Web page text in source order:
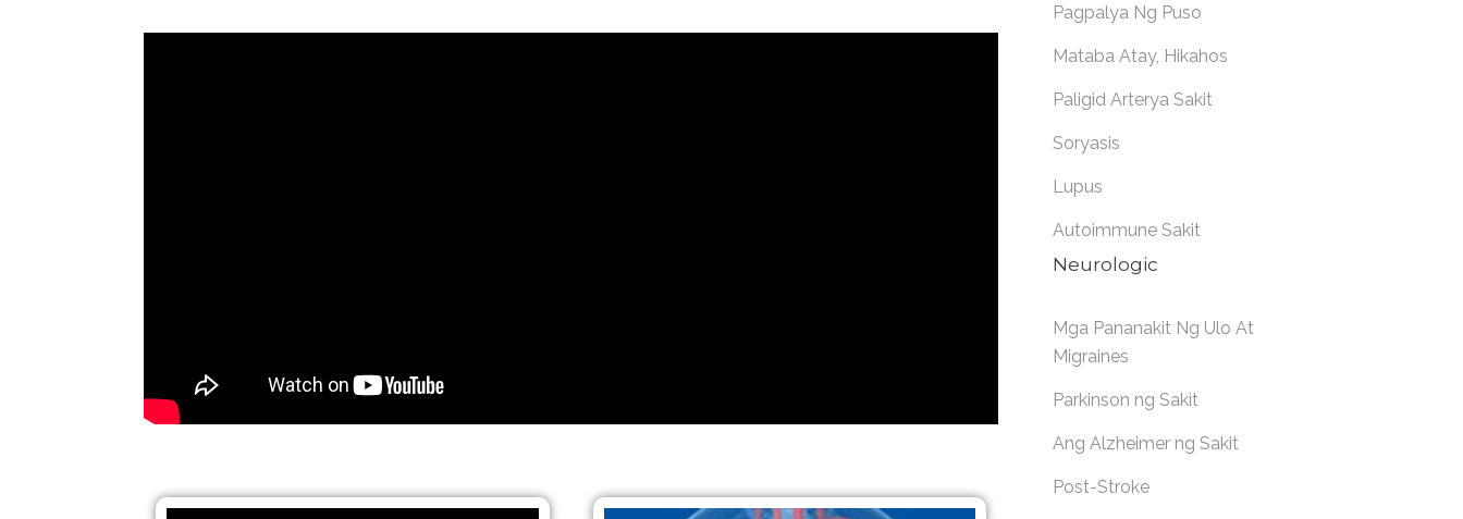
Pagpalya Ng Puso
Mataba Atay, Hikahos
Paligid Arterya Sakit
Soryasis
Lupus
Autoimmune Sakit
Neurologic
Mga Pananakit Ng Ulo At
Migraines
Parkinson ng Sakit
Ang Alzheimer ng Sakit
Post-Stroke